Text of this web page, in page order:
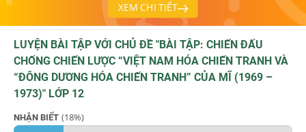
XEM CHI TIẾT
LUYỆN BÀI TẬP VỚI CHỦ ĐỀ "BÀI TẬP: CHIẾN ĐẤU
CHỐNG CHIẾN LƯỢC “VIỆT NAM HÓA CHIẾN TRANH VÀ
“ĐÔNG DƯƠNG HÓA CHIẾN TRANH” CỦA MĨ (1969 –
1973)" LỚP 12
NHẬN BIẾT (18%)